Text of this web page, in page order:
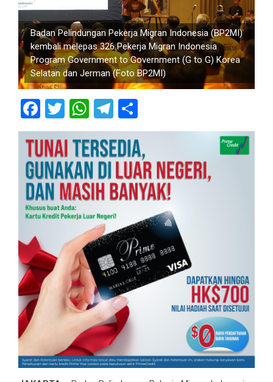
Badan Pelindungan Pekerja Migran Indonesia (BP2MI)
kembali melepas 326 Pekerja Migran Indonesia
Program Government to Government (G to G) Korea
Selatan dan Jerman (Foto BP2MI)
Facebook
Twitter
WhatsApp
Telegram